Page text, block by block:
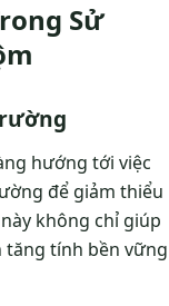
Sử
hướng tới việc
để giảm thiểu
không chỉ giúp
tăng tính bền vững